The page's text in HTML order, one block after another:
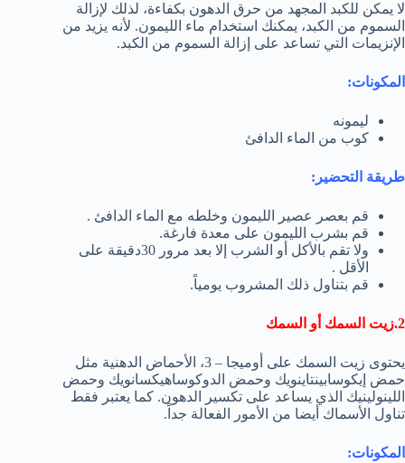
لا يمكن للكبد المجهد من حرق الدهون بكفاءة، لذلك لإزالة
السموم من الكبد، يمكنك استخدام ماء الليمون. لأنه يزيد من
الإنزيمات التي تساعد على إزالة السموم من الكبد.
المكونات:
ليمونه
كوب من الماء الدافئ
طريقة التحضير:
قم بعصر عصير الليمون وخلطه مع الماء الدافئ .
قم بشرب الليمون على معدة فارغة.
ولا تقم بالأكل أو الشرب إلا بعد مرور 30دقيقة على
الأقل .
قم بتناول ذلك المشروب يومياً.
2.زيت السمك أو السمك
يحتوى زيت السمك على أوميجا – 3، الأحماض الدهنية مثل
حمض إيكوسابينتاينويك وحمض الدوكوساهيكسانويك وحمض
اللينولينيك الذي يساعد على تكسير الدهون. كما يعتبر فقط
تناول الأسماك أيضا من الأمور الفعالة جداً.
المكونات: